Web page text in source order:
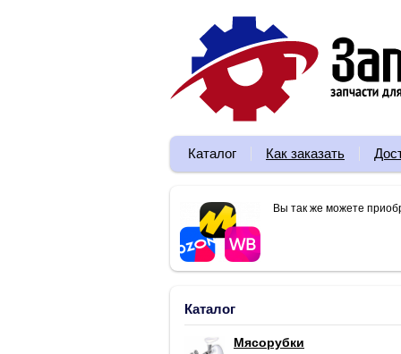
Каталог Как заказать
Вы так же можете
Каталог
Мясорубки